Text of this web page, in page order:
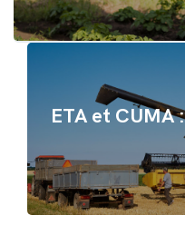
ETA et CUMA